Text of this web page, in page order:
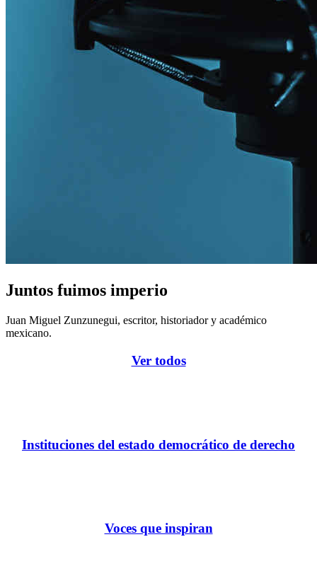
Juntos fuimos imperio
Juan Miguel Zunzunegui, escritor, historiador y académico
mexicano.
Ver todos
Instituciones del estado democrático de derecho
Voces que inspiran